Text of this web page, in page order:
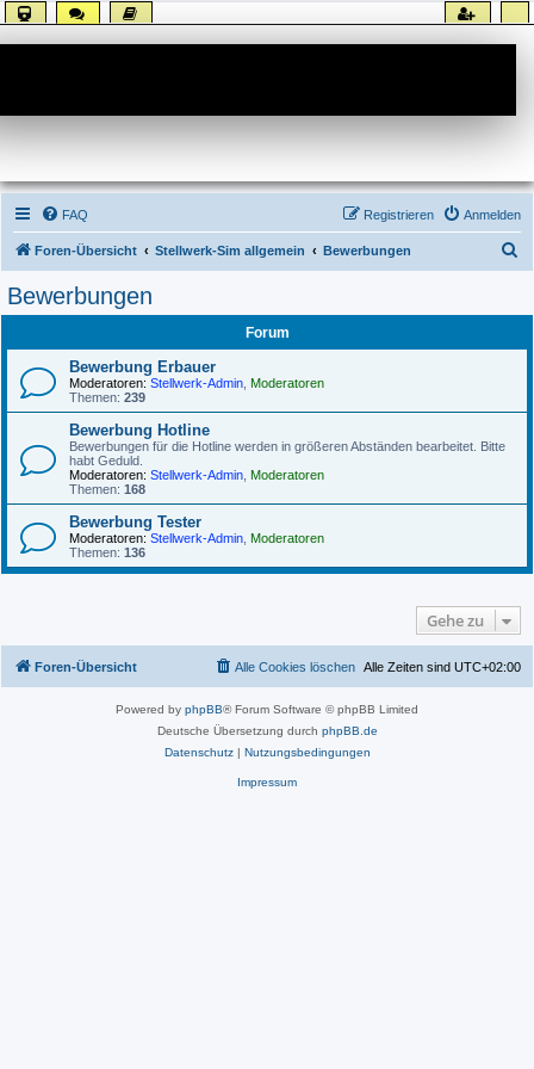
FAQ Anmelden
Registrieren
Foren-Übersicht Stellwerk-Sim allgemein Bewerbungen
Bewerbungen
Forum
Bewerbung Erbauer
Moderatoren: Stellwerk-Admin Moderatoren
Themen: 239
Bewerbung Hotline
Bewerbungen für die Hotline werden in größeren Abständen bearbeitet. Bitte
habt Geduld.
Moderatoren: Stellwerk-Admin Moderatoren
Themen: 168
Bewerbung Tester
Moderatoren: Stellwerk-Admin Moderatoren
Themen: 136
Gehe zu
Foren-Übersicht Alle Zeiten sind UTC+02:00
Alle Cookies löschen
Powered by phpBB® Forum Software © phpBB Limited
Deutsche Übersetzung durch phpBB.de
Datenschutz| Nutzungsbedingungen
Impressum